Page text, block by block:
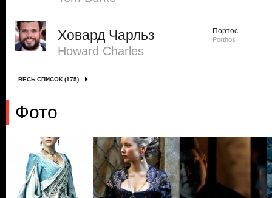
Ховард Чарльз
Howard Charles
Портос
Porthos
ВЕСЬ СПИСОК (175)
Фото